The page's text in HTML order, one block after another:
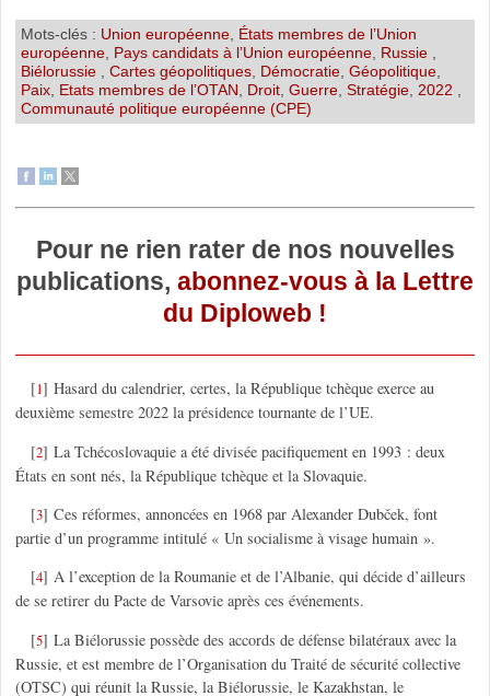
Mots-clés : Union européenne, États membres de l’Union
européenne, Pays candidats à l’Union européenne, Russie
Biélorussie
Cartes géopolitiques, Démocratie, Géopolitique,
Paix, Etats membres de l’OTAN Droit, Guerre, Stratégie, 2022
Communauté politique européenne (CPE)
Pour ne rien rater de nos nouvelles
publications, abonnez-vous à la Lettre
du Diploweb !
[1]Hasard du calendrier, certes, la République tchèque exerce au
deuxième semestre 2022 la présidence tournante de l’UE.
[2]La Tchécoslovaquie a été divisée pacifiquement en 1993 : deux
États en sont nés, la République tchèque et la Slovaquie.
[3]Ces réformes, annoncées en 1968 par Alexander Dubček, font
partie d’un programme intitulé « Un socialisme à visage humain ».
[4]A l’exception de la Roumanie et de l’Albanie, qui décide d’ailleurs
de se retirer du Pacte de Varsovie après ces événements.
[5]La Biélorussie possède des accords de défense bilatéraux avec la
Russie, et est membre de l’Organisation du Traité de sécurité collective
(OTSC) qui réunit la Russie, la Biélorussie, le Kazakhstan, le